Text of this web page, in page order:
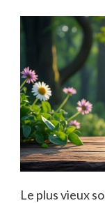
Le plus vieux